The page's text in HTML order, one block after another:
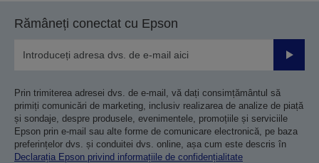
Rămâneți conectat cu Epson
Prin trimiterea adresei dvs. de e-mail, vă dați consimțământul să
primiți comunicări de marketing, inclusiv realizarea de analize de piață
și sondaje, despre produsele, evenimentele, promoțiile și serviciile
Epson prin e-mail sau alte forme de comunicare electronică, pe baza
preferințelor dvs. și conduitei dvs. online, așa cum este descris în
Declarația Epson privind informațiile de confidențialitate